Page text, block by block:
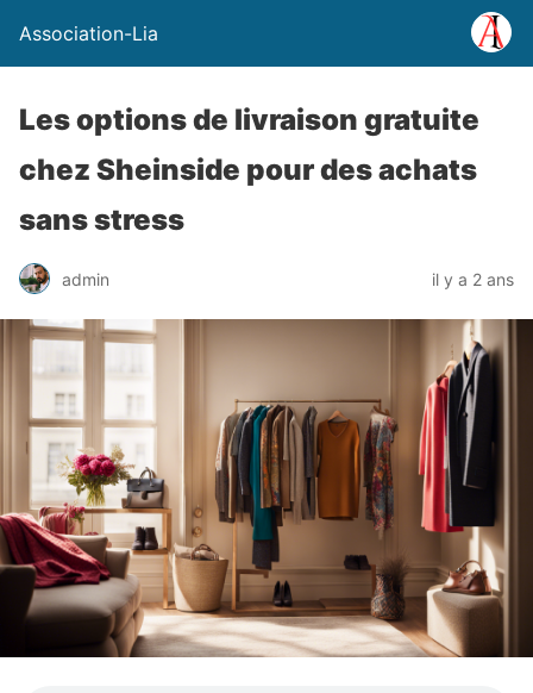
Association-Lia
Les options de livraison gratuite
chez Sheinside pour des achats
sans stress
admin il y a 2 ans